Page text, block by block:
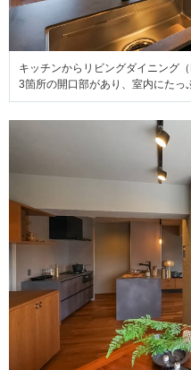
キッチンからリビングダイニング
3箇所の開口部があり、室内にたっ